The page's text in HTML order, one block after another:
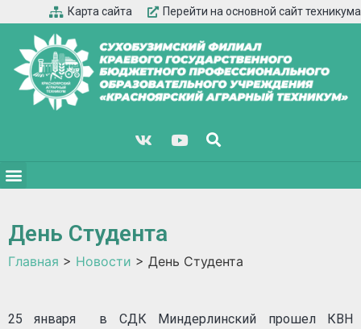
Карта сайта Перейти на основной сайт техникума
День Студента
Главная > Новости > День Студента
25 января в СДК Миндерлинский прошел КВН